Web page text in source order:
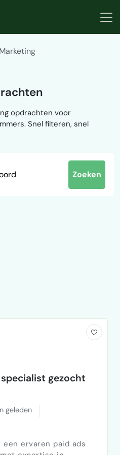
opdrachten voor
Snel filteren, snel
Zoeken
gezocht
geleden
een ervaren paid ads